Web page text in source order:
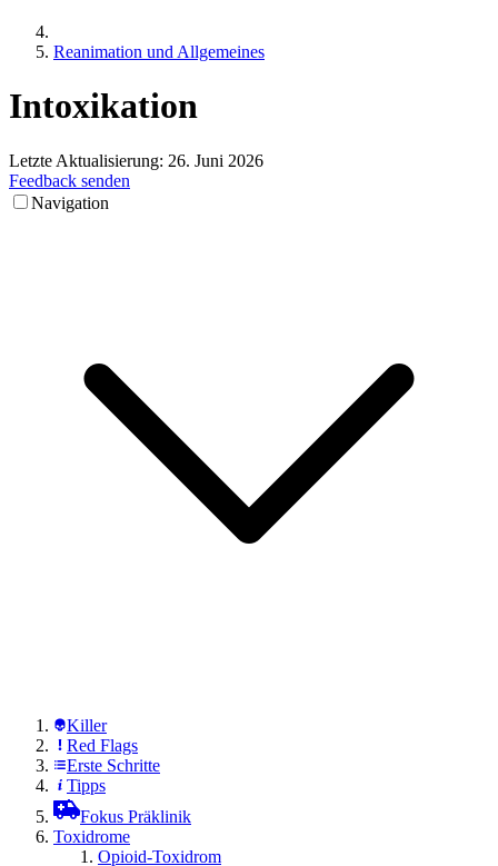
Reanimation und Allgemeines
Intoxikation
Letzte Aktualisierung: 26. Juni 2026
Feedback senden
Navigation
Killer
Red Flags
Erste Schritte
Tipps
Fokus Präklinik
Toxidrome
Opioid-Toxidrom